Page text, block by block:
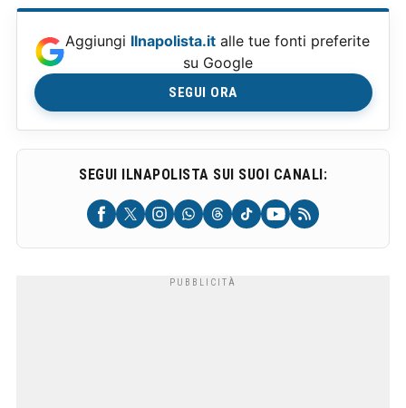
Aggiungi Ilnapolista.it alle tue fonti preferite
su Google
SEGUI ORA
SEGUI ILNAPOLISTA SUI SUOI CANALI: